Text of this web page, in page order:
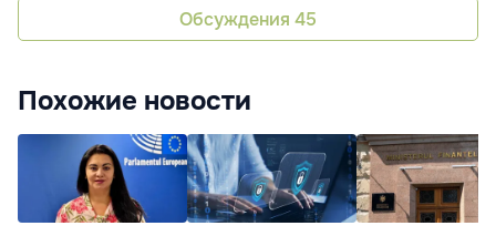
Обсуждения 45
Похожие новости